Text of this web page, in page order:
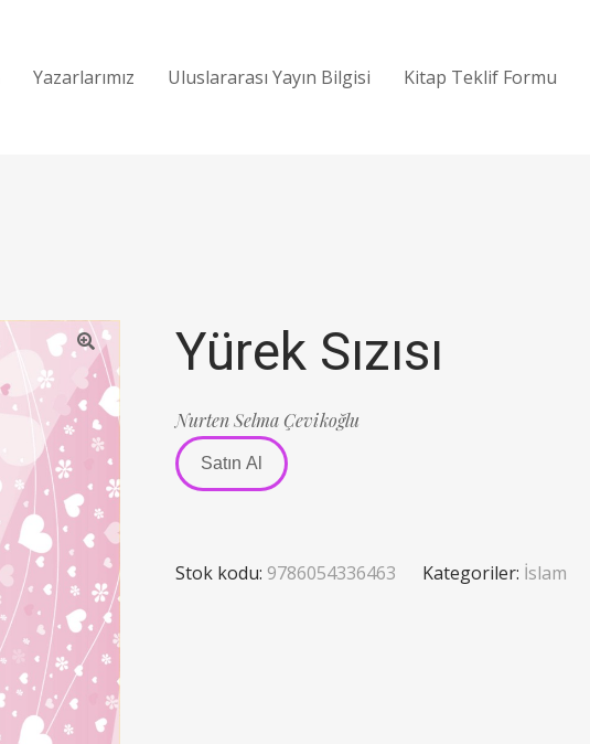
Yazarlarımız Uluslararası Yayın Bilgisi Kitap Teklif Formu
Yürek Sızısı
Nurten Selma Çevikoğlu
Satın Al
Stok kodu: 9786054336463 Kategoriler: İslam